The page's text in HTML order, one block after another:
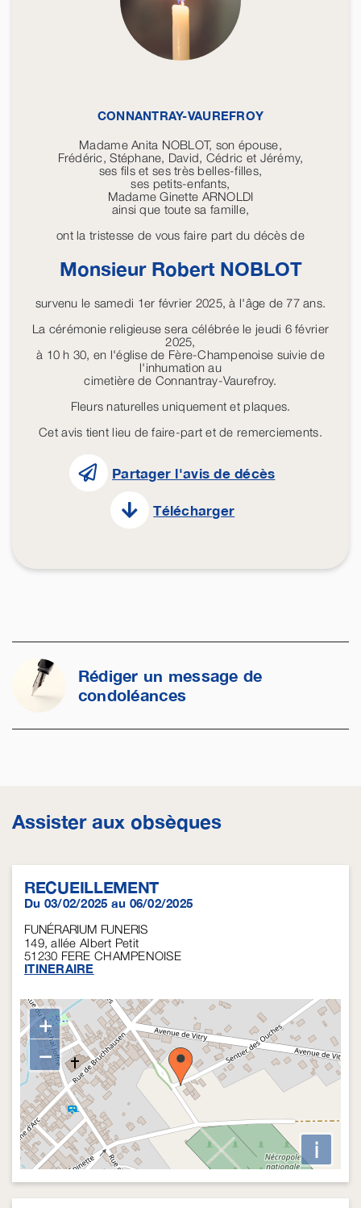
CONNANTRAY-VAUREFROY
Madame Anita NOBLOT, son épouse,
Frédéric, Stéphane, David, Cédric et Jérémy,
ses fils et ses très belles-filles,
ses petits-enfants,
Madame Ginette ARNOLDI
ainsi que toute sa famille,
ont la tristesse de vous faire part du décès de
Monsieur Robert NOBLOT
survenu le samedi 1er février 2025, à l'âge de 77 ans.
La cérémonie religieuse sera célébrée le jeudi 6 février
2025,
à 10 h 30, en l'église de Fère-Champenoise suivie de
l'inhumation au
cimetière de Connantray-Vaurefroy.
Fleurs naturelles uniquement et plaques.
Cet avis tient lieu de faire-part et de remerciements.
Partager l'avis de décès
Télécharger
Rédiger un message de
condoléances
Assister aux obsèques
RECUEILLEMENT
Du 03/02/2025 au 06/02/2025
FUNÉRARIUM FUNERIS
149, allée Albert Petit
51230 FERE CHAMPENOISE
ITINERAIRE
+
−
i